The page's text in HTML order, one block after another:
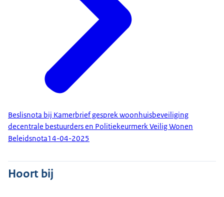
Beslisnota bij Kamerbrief gesprek woonhuisbeveiliging
decentrale bestuurders en Politiekeurmerk Veilig Wonen
Beleidsnota14-04-2025
Hoort bij